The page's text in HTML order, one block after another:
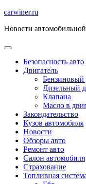
Перейти
содержимому
carwiner.ru
Новости
Безопасность авто
Двигатель
Бензиновый
Дизельный
Клапана
Масло в
Закондательство
Кузов автомобиля
Новости
Обзоры авто
Ремонт авто
Салон автомобиля
Страхование
Топливная